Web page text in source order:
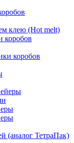
клею (Hot melt)
коробов
коробов
(аналог ТетраПак)